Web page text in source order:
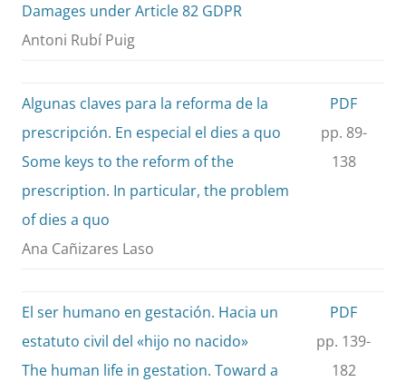
Damages under Article 82 GDPR
Antoni Rubí Puig
Algunas claves para la reforma de la
prescripción. En especial el dies a quo
Some keys to the reform of the
prescription. In particular, the problem
of dies a quo
Ana Cañizares Laso
PDF
pp. 89-
138
El ser humano en gestación. Hacia un
estatuto civil del «hijo no nacido»
The human life in gestation. Toward a
PDF
pp. 139-
182